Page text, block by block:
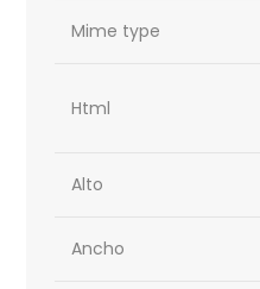
Mime type
Html
Alto
Ancho